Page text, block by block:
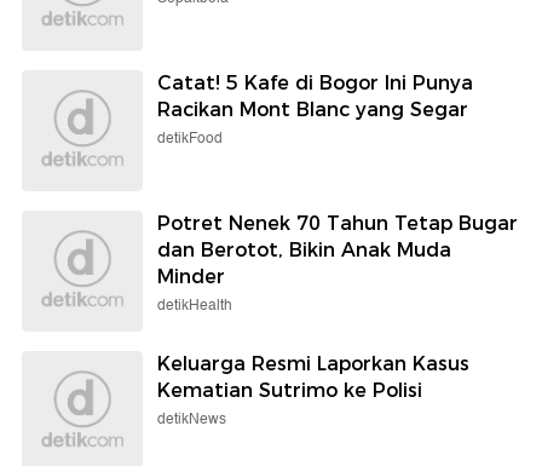
Catat! 5 Kafe di Bogor Ini Punya
Racikan Mont Blanc yang Segar
detikFood
Potret Nenek 70 Tahun Tetap Bugar
dan Berotot, Bikin Anak Muda
Minder
detikHealth
Keluarga Resmi Laporkan Kasus
Kematian Sutrimo ke Polisi
detikNews